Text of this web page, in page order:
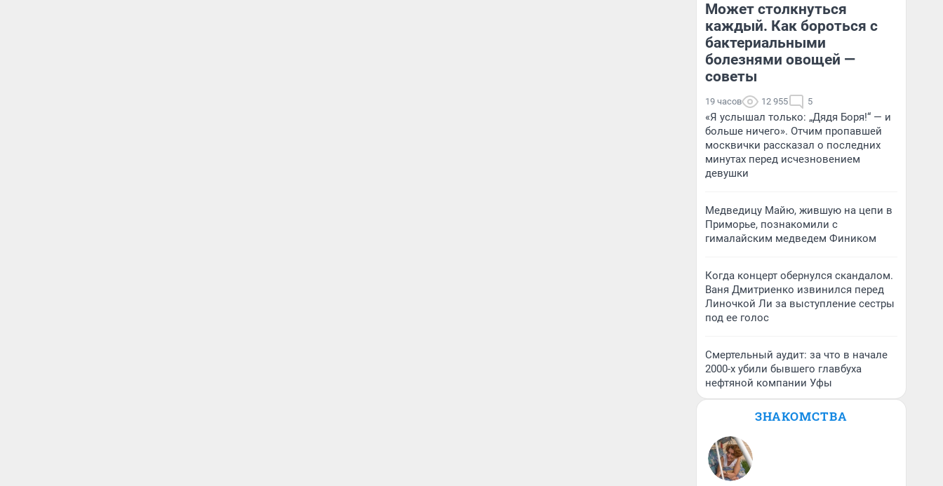
Может столкнуться
каждый. Как бороться с
бактериальными
болезнями овощей —
советы
19 часов 12 955 5
«Я услышал только: „Дядя Боря!“ — и
больше ничего». Отчим пропавшей
москвички рассказал о последних
минутах перед исчезновением
девушки
Медведицу Майю, жившую на цепи в
Приморье, познакомили с
гималайским медведем Фиником
Когда концерт обернулся скандалом.
Ваня Дмитриенко извинился перед
Линочкой Ли за выступление сестры
под ее голос
Смертельный аудит: за что в начале
2000-х убили бывшего главбуха
нефтяной компании Уфы
ЗНАКОМСТВА